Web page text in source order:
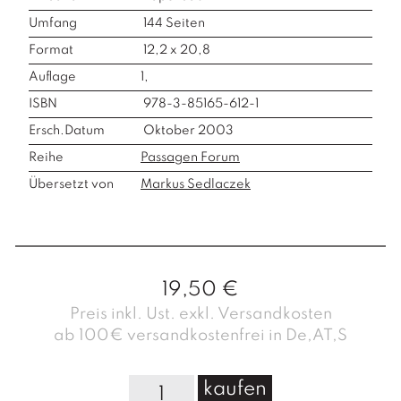
Umfang 144 Seiten
Format 12,2 x 20,8
Auflage 1,
ISBN 978-3-85165-612-1
Ersch.Datum Oktober 2003
Reihe Passagen Forum
Übersetzt von Markus Sedlaczek
19,50 €
Preis inkl. Ust. exkl. Versandkosten
ab 100€ versandkostenfrei in De,AT,S
kaufen